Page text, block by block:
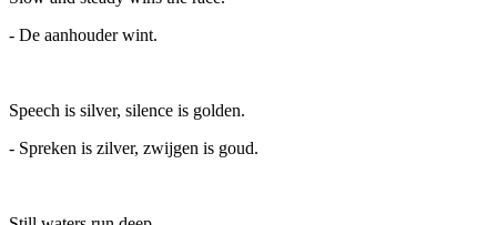
- De aanhouder wint.
Speech is silver, silence is golden.
- Spreken is zilver, zwijgen is goud.